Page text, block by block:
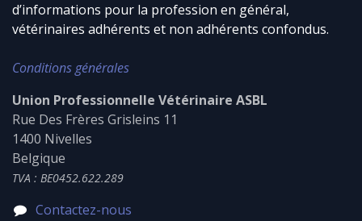
d’informations pour la profession en général,
vétérinaires adhérents et non adhérents confondus.
Conditions générales
Union Professionnelle Vétérinaire ASBL
Rue Des Frères Grisleins 11
1400 Nivelles
Belgique
TVA : BE0452.622.289
Contactez-nous